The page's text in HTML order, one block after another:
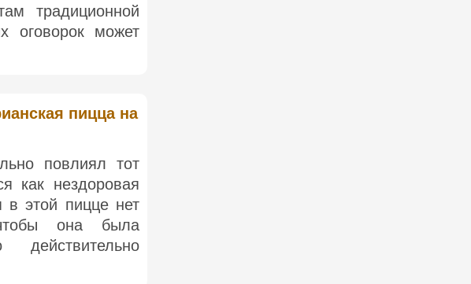
традиционной
оговорок может
пицца на
повлиял тот
как нездоровая
этой пицце нет
она была